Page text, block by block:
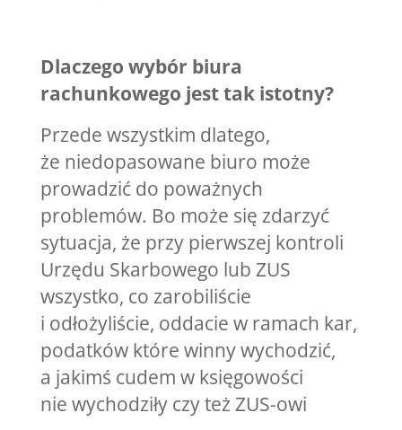
Dlaczego wybór biura
rachunkowego jest tak istotny?
Przede wszystkim dlatego,
że niedopasowane biuro może
prowadzić do poważnych
problemów. Bo może się zdarzyć
sytuacja, że przy pierwszej kontroli
Urzędu Skarbowego lub ZUS
wszystko, co zarobiliście
i odłożyliście, oddacie w ramach kar,
podatków które winny wychodzić,
a jakimś cudem w księgowości
nie wychodziły czy też ZUS-owi